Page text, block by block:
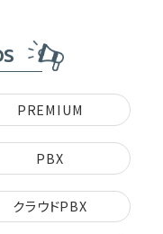
PREMIUM
PBX
クラウドPBX